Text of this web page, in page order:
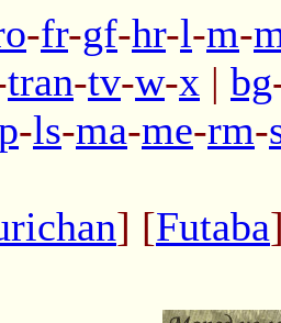
-fr-gf-hr-l-m-
tran-tv-w-x | bg
-ls-ma-me-rm-
] [Futaba